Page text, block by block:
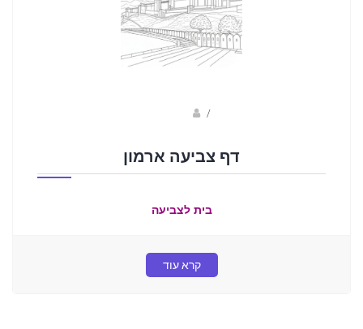
/
דף צביעה ארמון
בית לצביעה
קרא עוד